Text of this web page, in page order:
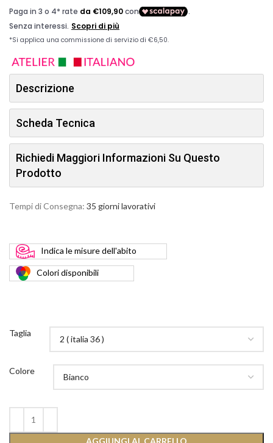
Descrizione
Scheda Tecnica
Richiedi Maggiori Informazioni Su Questo
Prodotto
Tempi di Consegna: 35 giorni lavorativi
Indica le misure dell'abito
Coloridisponibili
Taglia
Colore
AGGIUNGI AL CARRELLO